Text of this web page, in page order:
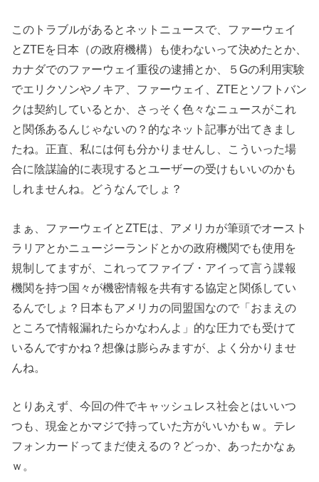
このトラブルがあるとネットニュースで、ファーウェイ
とZTEを日本（の政府機構）も使わないって決めたとか、
カナダでのファーウェイ重役の逮捕とか、５Gの利用実験
でエリクソンやノキア、ファーウェイ、ZTEとソフトバン
クは契約しているとか、さっそく色々なニュースがこれ
と関係あるんじゃないの？的なネット記事が出てきまし
たね。正直、私には何も分かりませんし、こういった場
合に陰謀論的に表現するとユーザーの受けもいいのかも
しれませんね。どうなんでしょ？
まぁ、ファーウェイとZTEは、アメリカが筆頭でオースト
ラリアとかニュージーランドとかの政府機関でも使用を
規制してますが、これってファイブ・アイって言う諜報
機関を持つ国々が機密情報を共有する協定と関係してい
るんでしょ？日本もアメリカの同盟国なので「おまえの
ところで情報漏れたらかなわんよ」的な圧力でも受けて
いるんですかね？想像は膨らみますが、よく分かりませ
んね。
とりあえず、今回の件でキャッシュレス社会とはいいつ
つも、現金とかマジで持っていた方がいいかもｗ。テレ
フォンカードってまだ使えるの？どっか、あったかなぁ
ｗ。